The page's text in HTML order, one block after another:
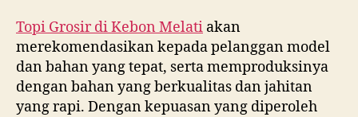
Topi Grosir diKebon Melati akan
merekomendasikan kepada pelanggan model
dan bahan yang tepat, serta memproduksinya
dengan bahan yang berkualitas dan jahitan
yang rapi. Dengan kepuasan yang diperoleh